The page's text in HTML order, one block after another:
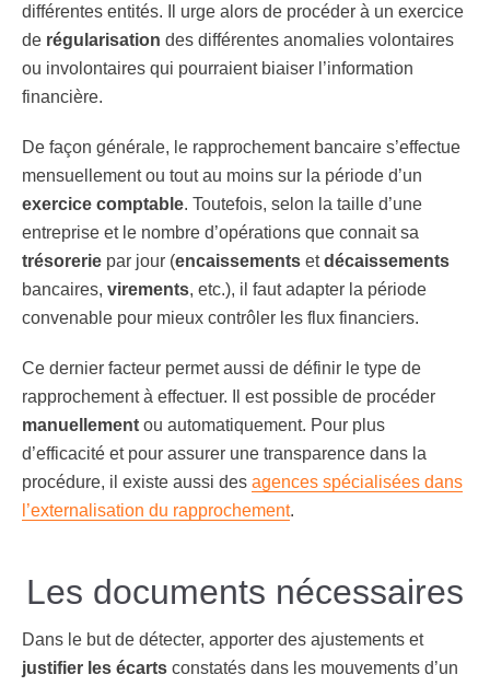
différentes entités. Il urge alors de procéder à un exercice
de régularisation des différentes anomalies volontaires
ou involontaires qui pourraient biaiser l’information
financière.
De façon générale, le rapprochement bancaire s’effectue
mensuellement ou tout au moins sur la période d’un
exercice comptable. Toutefois, selon la taille d’une
entreprise et le nombre d’opérations que connait sa
trésorerie par jour (encaissements etdécaissements
bancaires, virements, etc.), il faut adapter la période
convenable pour mieux contrôler les flux financiers.
Ce dernier facteur permet aussi de définir le type de
rapprochement à effectuer. Il est possible de procéder
manuellement ou automatiquement. Pour plus
d’efficacité et pour assurer une transparence dans la
procédure, il existe aussi des agences spécialisées dans
l’externalisation du rapprochement.
Les documents nécessaires
Dans le but de détecter, apporter des ajustements et
justifier les écarts constatés dans les mouvements d’un